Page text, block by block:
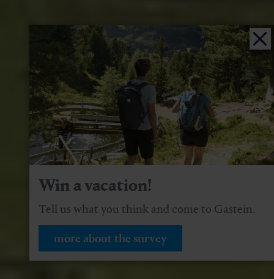
Win a vacation!
Tell us what you think and come to Gastein.
more about the survey